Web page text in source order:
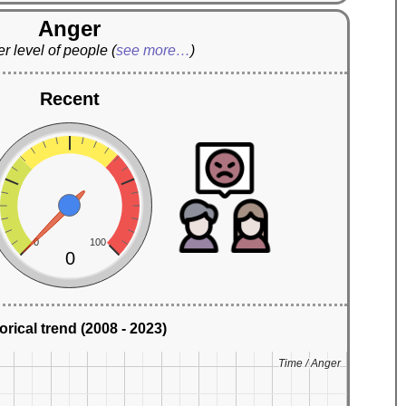
Anger
level of people(see more…)
Recent
0 100
0
trend (2008 - 2023)
Time / Anger
Time / Anger